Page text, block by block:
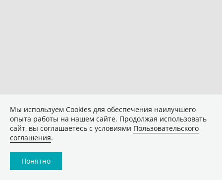
Мы используем Сookies для обеспечения наилучшего
опыта работы на нашем сайте. Продолжая использовать
сайт, вы соглашаетесь с условиями Пользовательского
соглашения.
Понятно